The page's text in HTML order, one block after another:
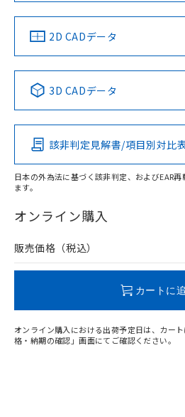
中国 RoHS 注意事項・凡例
Pb Hg
O
在庫等で未対応品が混在する可能
問い合わせください。
2D CADデータ
3D CADデータ
該非判定見解書/項目別対比
日本の外為法に基づく該非判定、およびEAR
ます。
オンライン購入
販売価格（税込）
カートに
オンライン購入における出荷予定日は、カー
格・納期の確認」画面にてご確認ください。